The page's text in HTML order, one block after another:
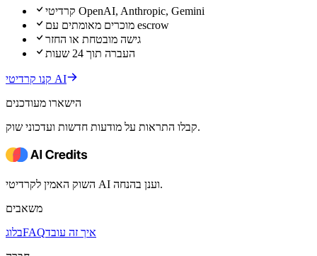
קרדיטי OpenAI, Anthropic, Gemini
מוכרים מאומתים עם escrow
גישה מובטחת או החזר
העברה תוך 24 שעות
קנו קרדיטי AI
הישארו מעודכנים
קבלו התראות על מודעות חדשות ועדכוני שוק.
השוק האמין לקרדיטי AI וענן בהנחה.
משאבים
בלוגFAQאיך זה עובד